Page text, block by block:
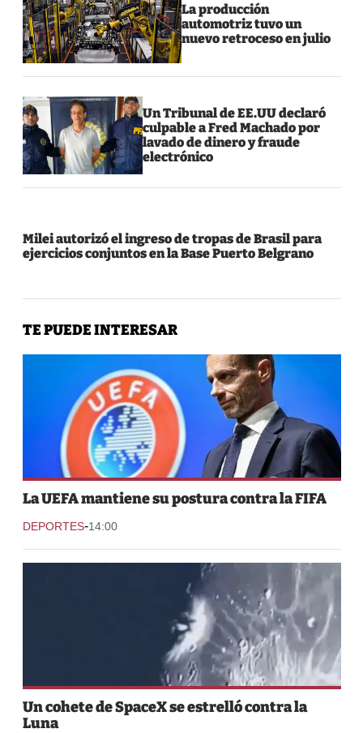
La producción
automotriz tuvo un
nuevo retroceso en julio
Un Tribunal de EE.UU declaró
culpable a Fred Machado por
lavado de dinero y fraude
electrónico
Milei autorizó el ingreso de tropas de Brasil para
ejercicios conjuntos en la Base Puerto Belgrano
TE PUEDE INTERESAR
La UEFA mantiene su postura contra la FIFA
DEPORTES-14:00
Un cohete de SpaceX se estrelló contra la
Luna